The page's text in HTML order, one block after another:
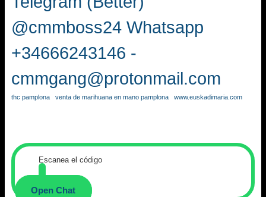
@cmmboss24 Whatsapp
+34666243146 -
cmmgang@protonmail.com
thc pamplona venta de marihuana en mano pamplona www.euskadimaria.com
Escanea el código
Open Chat